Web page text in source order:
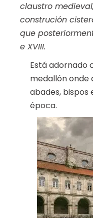
claustro
construción
que
e XVIII.
Está adornado
medallón
abades, bispos
época.